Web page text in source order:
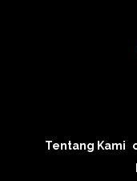
Tentang Kami